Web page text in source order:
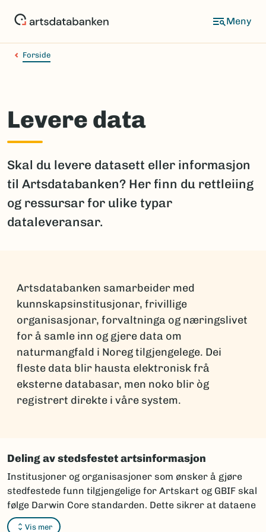
Forside
Levere data
Skal du levere datasett eller informasjon
til Artsdatabanken? Her finn du rettleiing
og ressursar for ulike typar
dataleveransar.
Artsdatabanken samarbeider med
kunnskapsinstitusjonar, frivillige
organisasjonar, forvaltninga og næringslivet
for å samle inn og gjere data om
naturmangfald i Noreg tilgjengelege. Dei
fleste data blir hausta elektronisk frå
eksterne databasar, men noko blir òg
registrert direkte i våre system.
Deling av stedsfestet artsinformasjon
Vis mer
Institusjoner og organisasjoner som ønsker å gjøre
stedfestede funn tilgjengelige for Artskart og GBIF skal
følge Darwin Core standarden. Dette sikrer at dataene
kan integreres og vises korrekt i karttjenestene.